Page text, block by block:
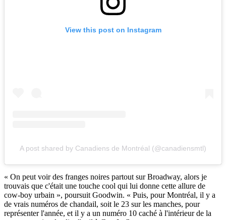
View this post on Instagram
A post shared by Canadiens de Montréal (@canadiensmtl)
« On peut voir des franges noires partout sur Broadway, alors je
trouvais que c'était une touche cool qui lui donne cette allure de
cow-boy urbain », poursuit Goodwin. « Puis, pour Montréal, il y a
de vrais numéros de chandail, soit le 23 sur les manches, pour
représenter l'année, et il y a un numéro 10 caché à l'intérieur de la